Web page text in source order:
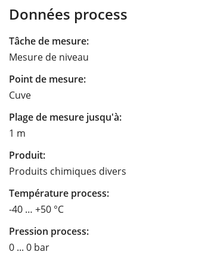
Données process
Tâche de mesure:
Mesure de niveau
Point de mesure:
Cuve
Plage de mesure jusqu'à:
1 m
Produit:
Produits chimiques divers
Température process:
-40 … +50 °C
Pression process:
0 ... 0 bar